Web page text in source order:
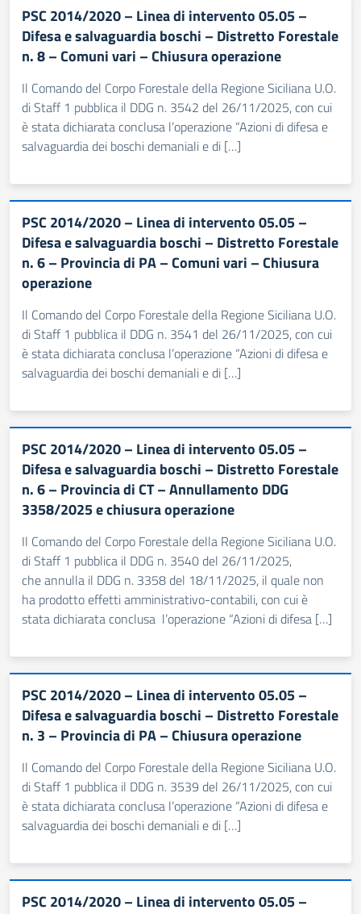
PSC 2014/2020 – Linea di intervento 05.05 –
Difesa e salvaguardia boschi – Distretto Forestale
n. 8 – Comuni vari – Chiusura operazione
Il Comando del Corpo Forestale della Regione Siciliana U.O.
di Staff 1 pubblica il DDG n. 3542 del 26/11/2025, con cui
è stata dichiarata conclusa l’operazione “Azioni di difesa e
salvaguardia dei boschi demaniali e di […]
PSC 2014/2020 – Linea di intervento 05.05 –
Difesa e salvaguardia boschi – Distretto Forestale
n. 6 – Provincia di PA – Comuni vari – Chiusura
operazione
Il Comando del Corpo Forestale della Regione Siciliana U.O.
di Staff 1 pubblica il DDG n. 3541 del 26/11/2025, con cui
è stata dichiarata conclusa l’operazione “Azioni di difesa e
salvaguardia dei boschi demaniali e di […]
PSC 2014/2020 – Linea di intervento 05.05 –
Difesa e salvaguardia boschi – Distretto Forestale
n. 6 – Provincia di CT – Annullamento DDG
3358/2025 e chiusura operazione
Il Comando del Corpo Forestale della Regione Siciliana U.O.
di Staff 1 pubblica il DDG n. 3540 del 26/11/2025,
che annulla il DDG n. 3358 del 18/11/2025, il quale non
ha prodotto effetti amministrativo-contabili, con cui è
stata dichiarata conclusa l’operazione “Azioni di difesa […]
PSC 2014/2020 – Linea di intervento 05.05 –
Difesa e salvaguardia boschi – Distretto Forestale
n. 3 – Provincia di PA – Chiusura operazione
Il Comando del Corpo Forestale della Regione Siciliana U.O.
di Staff 1 pubblica il DDG n. 3539 del 26/11/2025, con cui
è stata dichiarata conclusa l’operazione “Azioni di difesa e
salvaguardia dei boschi demaniali e di […]
PSC 2014/2020 – Linea di intervento 05.05 –